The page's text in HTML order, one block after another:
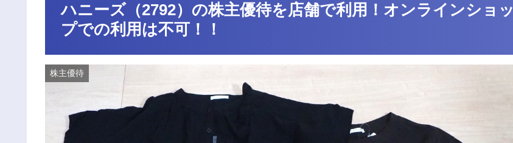
ハニーズ（2792）の株主優待を店舗で利用！オンラインショッ
プでの利用は不可！！
株主優待